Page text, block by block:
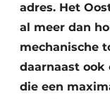
Dak & Gevel
Houtbouw
HVAC
adres. Het
al meer dan
mechanische
daarnaast ook
die een